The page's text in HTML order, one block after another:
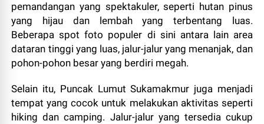
pemandangan yang spektakuler, seperti hutan pinus
yang hijau dan lembah yang terbentang luas.
Beberapa spot foto populer di sini antara lain area
dataran tinggi yang luas, jalur-jalur yang menanjak, dan
pohon-pohon besar yang berdiri megah.
Selain itu, Puncak Lumut Sukamakmur juga menjadi
tempat yang cocok untuk melakukan aktivitas seperti
hiking dan camping. Jalur-jalur yang tersedia cukup